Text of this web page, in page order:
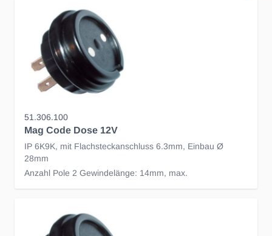
51.306.100
Mag Code Dose 12V
IP 6K9K, mit Flachsteckanschluss 6.3mm, Einbau Ø
28mm
Anzahl Pole 2 Gewindelänge: 14mm, max.